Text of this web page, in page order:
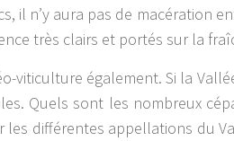
il n’y aura pas de macération
très clairs et portés sur la
viticulture également. Si la
Quels sont les nombreux
les différentes appellations du